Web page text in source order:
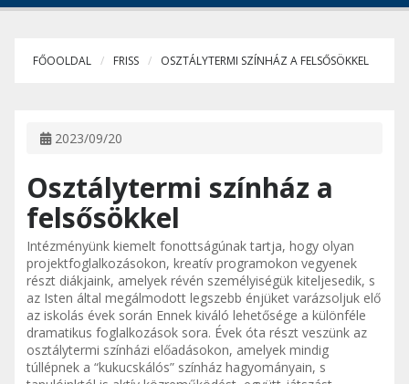
FŐOOLDAL FRISS OSZTÁLYTERMI SZÍNHÁZ A FELSŐSÖKKEL
2023/09/20
Osztálytermi színház a
felsősökkel
Intézményünk kiemelt fonottságúnak tartja, hogy olyan
projektfoglalkozásokon, kreatív programokon vegyenek
részt diákjaink, amelyek révén személyiségük kiteljesedik, s
az Isten által megálmodott legszebb énjüket varázsoljuk elő
az iskolás évek során Ennek kiváló lehetősége a különféle
dramatikus foglalkozások sora. Évek óta részt veszünk az
osztálytermi színházi előadásokon, amelyek mindig
túllépnek a “kukucskálós” színház hagyományain, s